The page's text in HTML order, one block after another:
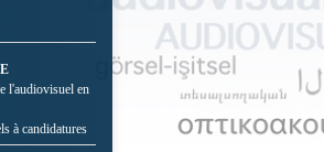
l'audiovisuel en
à candidatures